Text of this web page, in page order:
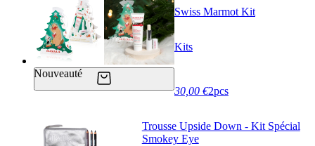
Nouveauté
Swiss Marmot Kit
Kits
30,00 €2pcs
Trousse Upside Down - Kit Spécial
Smokey Eye